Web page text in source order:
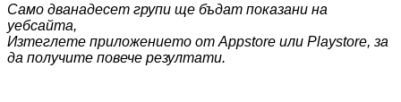
Само дванадесет групи ще бъдат показани на
уебсайта,
Изтеглете приложението от Appstore или Playstore, за
да получите повече резултати.